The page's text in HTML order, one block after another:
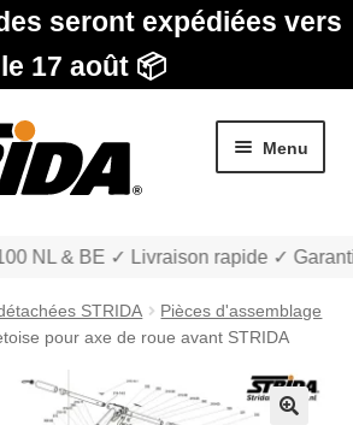
seront expédiées vers
le 17 août 📦
Menu
NL & BE ✓ Livraison rapide ✓
STRIDA
Pièces d'assemblage
pour axe de roue avant STRIDA